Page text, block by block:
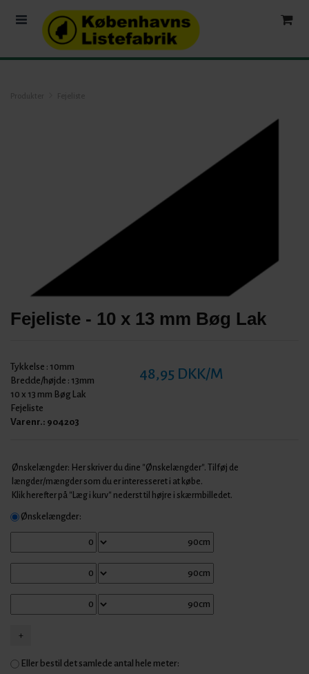
Fejeliste - 10 x 13 mm Bøg Lak
Tykkelse : 10mm
Bredde/højde : 13mm
10 x 13 mm Bøg Lak
Fejeliste
Varenr.: 904203
48,95 DKK/M
Ønskelængder: Her skriver du dine "Ønskelængder". Tilføj de
længder/mængder som du er interesseret i at købe.
Klik herefter på "Læg i kurv" nederst til højre i skærmbilledet.
Ønskelængder:
Eller bestil det samlede antal hele meter: